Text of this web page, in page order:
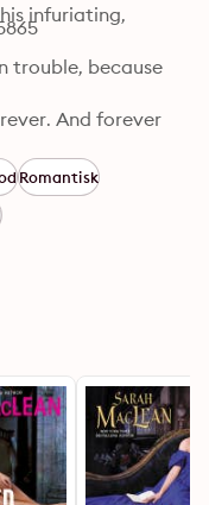
infuriating,
trouble, because
And forever
Romantisk